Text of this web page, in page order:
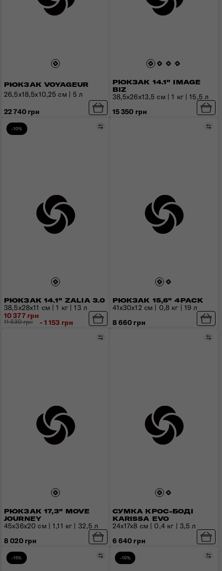
РЮКЗАК VOYAGEUR
26,5х18,5х10,25 см | 5 л
22 740 грн
РЮКЗАК 14.1" IMAGE
BIZ
38,5x26x13,5 см | 1 кг | 15,5 л
15 350 грн
-10%
РЮКЗАК 14.1" ZALIA 3.0
Порівняти
38,5x28x11 см | 1 кг | 13 л
10 377 грн
11 530 грн - 1 153 грн
РЮКЗАК 15,6" 4PACK
41x30x12 см | 0,8 кг | 19 л
8 660 грн
РЮКЗАК 17,3" MOVE
JOURNEY
Порівняти
45х36х20 см | 1,11 кг | 32,5 л
8 020 грн
СУМКА КРОС-БОДІ
KARISSA EVO
24x17x8 см | 0,4 кг | 3,5 л
6 640 грн
-15% Порівняти
-10%